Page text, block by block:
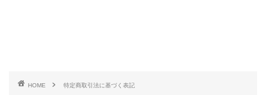
HOME 特定商取引法に基づく表記